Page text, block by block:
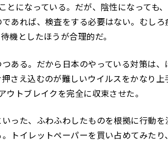
になっている。だが、陰性になっても、
あれば、検査をする必要はない。むしろ
機としたほうが合理的だ。
ある。だから日本のやっている対策は、
さえ込むのが難しいウイルスをかなり上
トブレイクを完全に収束させた。
った、ふわふわしたものを根拠に行動を
トイレットペーパーを買い占めてみたり、